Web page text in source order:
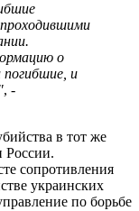
о
погибшие, и
, -
в тот же
России.
сопротивления
украинских
по борьбе